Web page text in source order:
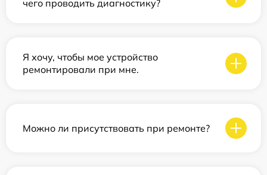
чего проводить диагностику?
Я хочу, чтобы мое устройство
ремонтировали при мне.
Можно ли присутствовать при ремонте?